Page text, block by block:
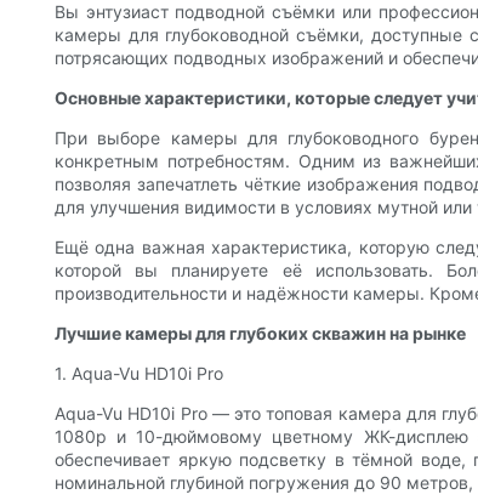
Вы энтузиаст подводной съёмки или
камеры для глубоководной съёмки, доступные
потрясающих подводных изображений и
Основные характеристики, которые следует
При выборе камеры для глубоководного
конкретным потребностям. Одним из
позволяя запечатлеть чёткие изображения
для улучшения видимости в условиях мутной
Ещё одна важная характеристика, которую
которой вы планируете её использовать.
производительности и надёжности камеры.
Лучшие камеры для глубоких скважин на рынке
1. Aqua-Vu HD10i Pro
Aqua-Vu HD10i Pro — это топовая камера для
1080p и 10-дюймовому цветному ЖК-дисплею
обеспечивает яркую подсветку в тёмной
номинальной глубиной погружения до 90